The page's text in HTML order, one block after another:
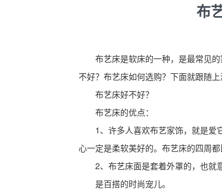
布
布艺床是软床的一种，是最常见
不好？布艺床如何选购？下面就跟随
布艺床好不好？
布艺床的优点：
1、许多人喜欢布艺家饰，就是爱
心一定是柔软美好的。布艺床的四周
2、布艺床面是套着外罩的，也就
是百搭的时尚宠儿。